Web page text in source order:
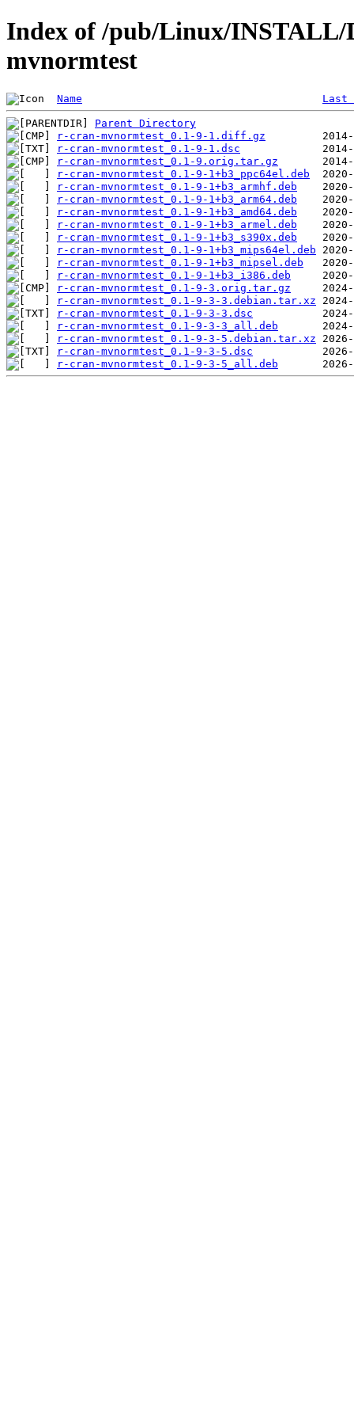
Index of /pub/Linux/
mvnormtest
Name Last
Parent Directory
r-cran-mvnormtest_0.1-9-1.diff.gz
r-cran-mvnormtest_0.1-9-1.dsc
r-cran-mvnormtest_0.1-9.orig.tar.gz
r-cran-mvnormtest_0.1-9-1+b3_ppc64el.deb
r-cran-mvnormtest_0.1-9-1+b3_armhf.deb
r-cran-mvnormtest_0.1-9-1+b3_arm64.deb
r-cran-mvnormtest_0.1-9-1+b3_amd64.deb
r-cran-mvnormtest_0.1-9-1+b3_armel.deb
r-cran-mvnormtest_0.1-9-1+b3_s390x.deb
r-cran-mvnormtest_0.1-9-1+b3_mips64el.deb
r-cran-mvnormtest_0.1-9-1+b3_mipsel.deb
r-cran-mvnormtest_0.1-9-1+b3_i386.deb
r-cran-mvnormtest_0.1-9-3.orig.tar.gz
r-cran-mvnormtest_0.1-9-3-3.debian.tar.xz
r-cran-mvnormtest_0.1-9-3-3.dsc
r-cran-mvnormtest_0.1-9-3-3_all.deb
r-cran-mvnormtest_0.1-9-3-5.debian.tar.xz
r-cran-mvnormtest_0.1-9-3-5.dsc
r-cran-mvnormtest_0.1-9-3-5_all.deb